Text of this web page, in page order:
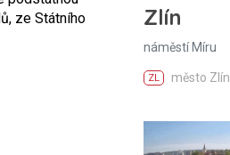
ze Státního
Zlín
náměstí Míru
ZL město Zlín